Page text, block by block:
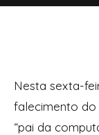
Nesta sexta-
falecimento do
“pai da